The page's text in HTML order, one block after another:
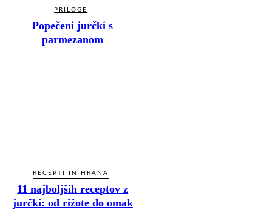
PRILOGE
Popečeni jurčki s
parmezanom
RECEPTI IN HRANA
11 najboljših receptov z
jurčki: od rižote do omak